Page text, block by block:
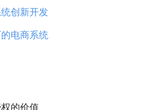
创新开发
电商系统
的价值